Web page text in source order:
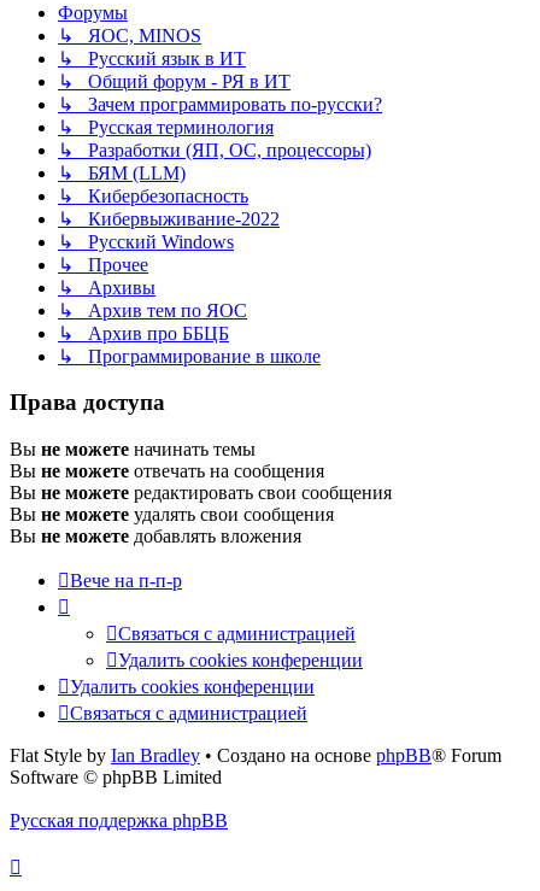
Форумы
↳ ЯОС, MINOS
↳ Русский язык в ИТ
↳ Общий форум - РЯ в ИТ
↳ Зачем программировать по-русски?
↳ Русская терминология
↳ Разработки (ЯП, ОС, процессоры)
↳ БЯМ (LLM)
↳ Кибербезопасность
↳ Кибервыживание-2022
↳ Русский Windows
↳ Прочее
↳ Архивы
↳ Архив тем по ЯОС
↳ Архив про ББЦБ
↳ Программирование в школе
Права доступа
Вы не можете начинать темы
Вы не можете отвечать на сообщения
Вы не можете редактировать свои сообщения
Вы не можете удалять свои сообщения
Вы не можете добавлять вложения
Вече на п-п-р
Связаться с администрацией
Удалить cookies конференции
Удалить cookies конференции
Связаться с администрацией
Flat Style by Ian Bradley • Создано на основе phpBB® Forum
Software © phpBB Limited
Русская поддержка phpBB